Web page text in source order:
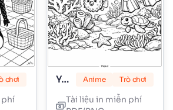
chơi
phí
Yoshi Anime Trò chơi
Tài liệu in miễn phí